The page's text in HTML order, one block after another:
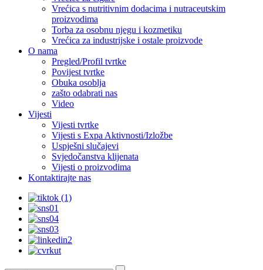
Vrećica s nutritivnim dodacima i nutraceutskim
proizvodima
Torba za osobnu njegu i kozmetiku
Vrećica za industrijske i ostale proizvode
O nama
Pregled/Profil tvrtke
Povijest tvrtke
Obuka osoblja
zašto odabrati nas
Video
Vijesti
Vijesti tvrtke
Vijesti s Expa Aktivnosti/Izložbe
Uspješni slučajevi
Svjedočanstva klijenata
Vijesti o proizvodima
Kontaktirajte nas